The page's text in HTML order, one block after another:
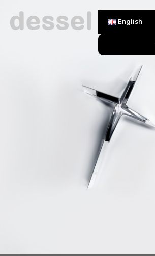
English
dessel